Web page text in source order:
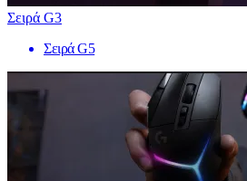
Σειρά G3
Σειρά G5